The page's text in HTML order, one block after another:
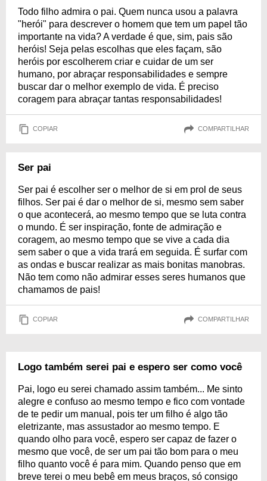
Todo filho admira o pai. Quem nunca usou a palavra
"herói" para descrever o homem que tem um papel tão
importante na vida? A verdade é que, sim, pais são
heróis! Seja pelas escolhas que eles façam, são
heróis por escolherem criar e cuidar de um ser
humano, por abraçar responsabilidades e sempre
buscar dar o melhor exemplo de vida. É preciso
coragem para abraçar tantas responsabilidades!
COPIAR COMPARTILHAR
Ser pai
Ser pai é escolher ser o melhor de si em prol de seus
filhos. Ser pai é dar o melhor de si, mesmo sem saber
o que acontecerá, ao mesmo tempo que se luta contra
o mundo. É ser inspiração, fonte de admiração e
coragem, ao mesmo tempo que se vive a cada dia
sem saber o que a vida trará em seguida. É surfar com
as ondas e buscar realizar as mais bonitas manobras.
Não tem como não admirar esses seres humanos que
chamamos de pais!
COPIAR COMPARTILHAR
Logo também serei pai e espero ser como você
Pai, logo eu serei chamado assim também... Me sinto
alegre e confuso ao mesmo tempo e fico com vontade
de te pedir um manual, pois ter um filho é algo tão
eletrizante, mas assustador ao mesmo tempo. E
quando olho para você, espero ser capaz de fazer o
mesmo que você, de ser um pai tão bom para o meu
filho quanto você é para mim. Quando penso que em
breve terei o meu bebê em meus braços, só consigo